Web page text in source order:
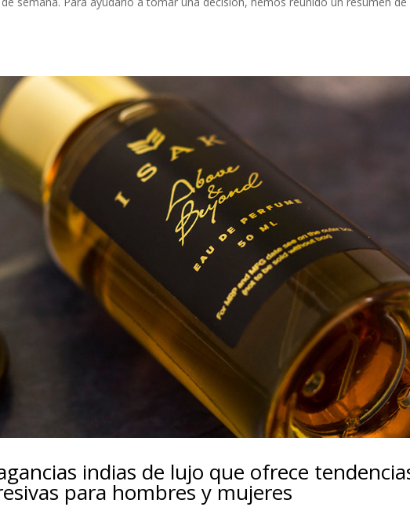
indias de lujo que ofrece
para hombres y mujeres